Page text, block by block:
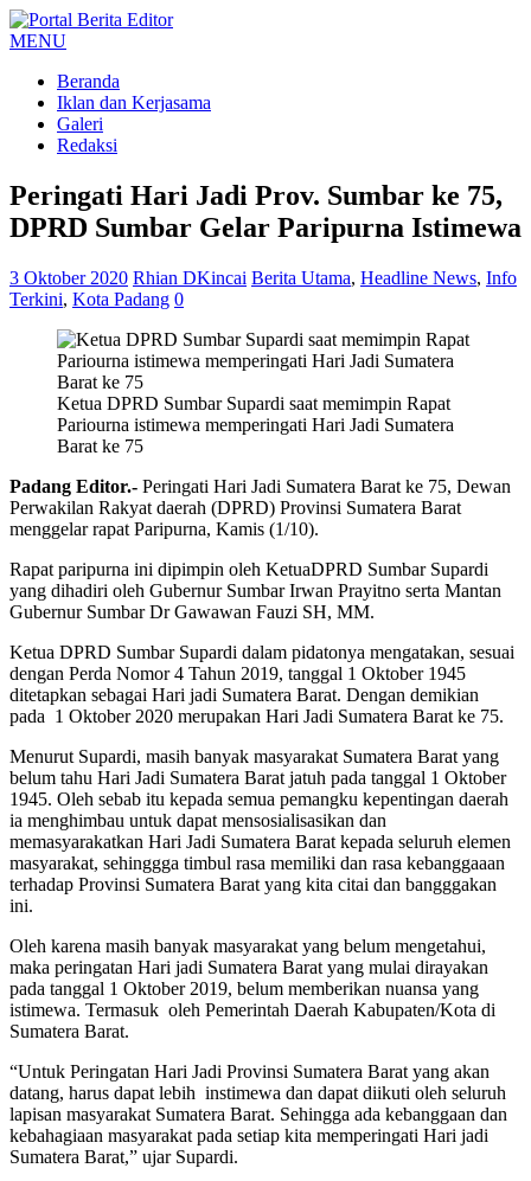
MENU
Beranda
Iklan dan Kerjasama
Galeri
Redaksi
Peringati Hari Jadi Prov. Sumbar ke 75,
DPRD Sumbar Gelar Paripurna Istimewa
3 Oktober 2020 Rhian DKincai Berita Utama, Headline News, Info
Terkini, Kota Padang 0
Ketua DPRD Sumbar Supardi saat memimpin Rapat
Pariourna istimewa memperingati Hari Jadi Sumatera
Barat ke 75
Padang Editor.- Peringati Hari Jadi Sumatera Barat ke 75, Dewan
Perwakilan Rakyat daerah (DPRD) Provinsi Sumatera Barat
menggelar rapat Paripurna, Kamis (1/10).
Rapat paripurna ini dipimpin oleh KetuaDPRD Sumbar Supardi
yang dihadiri oleh Gubernur Sumbar Irwan Prayitno serta Mantan
Gubernur Sumbar Dr Gawawan Fauzi SH, MM.
Ketua DPRD Sumbar Supardi dalam pidatonya mengatakan, sesuai
dengan Perda Nomor 4 Tahun 2019, tanggal 1 Oktober 1945
ditetapkan sebagai Hari jadi Sumatera Barat. Dengan demikian
pada 1 Oktober 2020 merupakan Hari Jadi Sumatera Barat ke 75.
Menurut Supardi, masih banyak masyarakat Sumatera Barat yang
belum tahu Hari Jadi Sumatera Barat jatuh pada tanggal 1 Oktober
1945. Oleh sebab itu kepada semua pemangku kepentingan daerah
ia menghimbau untuk dapat mensosialisasikan dan
memasyarakatkan Hari Jadi Sumatera Barat kepada seluruh elemen
masyarakat, sehinggga timbul rasa memiliki dan rasa kebanggaaan
terhadap Provinsi Sumatera Barat yang kita citai dan bangggakan
ini.
Oleh karena masih banyak masyarakat yang belum mengetahui,
maka peringatan Hari jadi Sumatera Barat yang mulai dirayakan
pada tanggal 1 Oktober 2019, belum memberikan nuansa yang
istimewa. Termasuk oleh Pemerintah Daerah Kabupaten/Kota di
Sumatera Barat.
“Untuk Peringatan Hari Jadi Provinsi Sumatera Barat yang akan
datang, harus dapat lebih instimewa dan dapat diikuti oleh seluruh
lapisan masyarakat Sumatera Barat. Sehingga ada kebanggaan dan
kebahagiaan masyarakat pada setiap kita memperingati Hari jadi
Sumatera Barat,” ujar Supardi.